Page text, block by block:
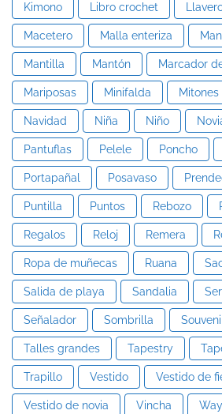
Kimono Libro crochet
Macetero Malla enteriza
Mantilla Mantón Marcador
Mariposas Minifalda Mitones
Navidad Niña Niño
Pantuflas Pelele Poncho
Portapañal Posavaso
Puntilla Puntos Rebozo
Regalos Reloj Remera
Ropa de muñecas Ruana
Salida de playa Sandalia
Señalador Sombrilla
Talles grandes Tapestry
Trapillo Vestido Vestido de
Vestido de novia Vincha